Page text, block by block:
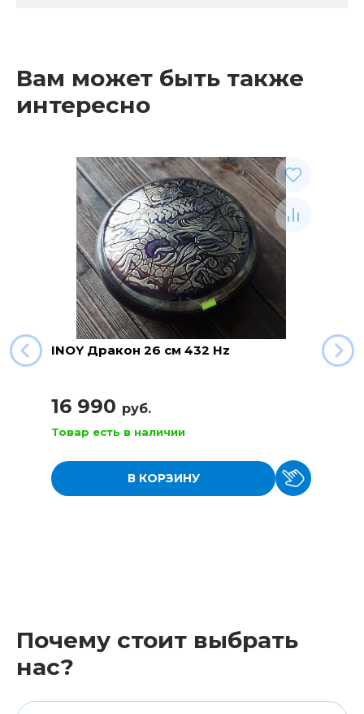
Вам может быть также
интересно
INOY Дракон 26 см 432 Hz
16 990 руб.
Товар есть в наличии
В КОРЗИНУ
Почему стоит выбрать
нас?